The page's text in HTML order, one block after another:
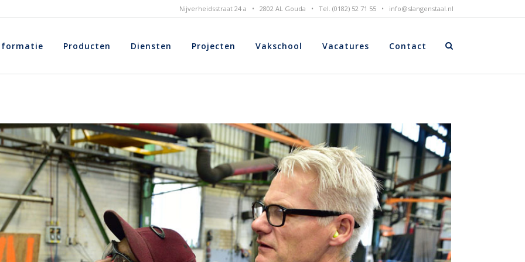
Nijverheidsstraat 24 a • 2802 AL Gouda • Tel. (0182) 52 71 55 • info@slangenstaal.nl
Producten Diensten Projecten Vakschool Vacatures Contact